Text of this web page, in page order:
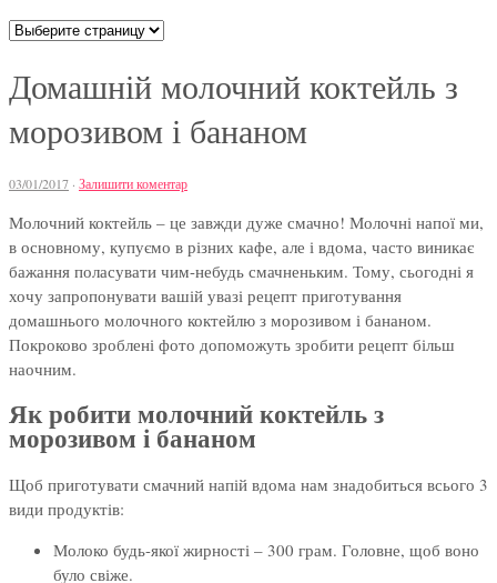
Домашній молочний коктейль з
морозивом і бананом
03/01/2017 · Залишити коментар
Молочний коктейль – це завжди дуже смачно! Молочні напої ми,
в основному, купуємо в різних кафе, але і вдома, часто виникає
бажання поласувати чим-небудь смачненьким. Тому, сьогодні я
хочу запропонувати вашій увазі рецепт приготування
домашнього молочного коктейлю з морозивом і бананом.
Покроково зроблені фото допоможуть зробити рецепт більш
наочним.
Як робити молочний коктейль з
морозивом і бананом
Щоб приготувати смачний напій вдома нам знадобиться всього 3
види продуктів:
Молоко будь-якої жирності – 300 грам. Головне, щоб воно
було свіже.